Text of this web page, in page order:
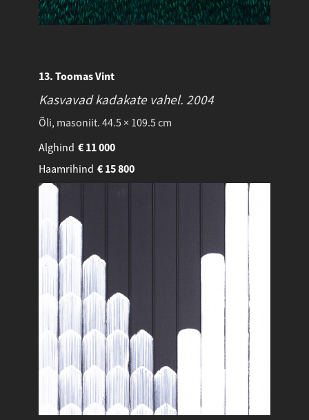
13. Toomas Vint
Kasvavad kadakate vahel. 2004
Õli, masoniit. 44.5 × 109.5 cm
Alghind
11 000
€
Haamrihind
15 800
€